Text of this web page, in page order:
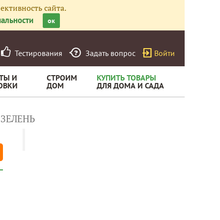
сайта.
ок
Тестирования Задать вопрос Войти
И
СТРОИМ
ДОМ
КУПИТЬ ТОВАРЫ
ДЛЯ ДОМА И САДА